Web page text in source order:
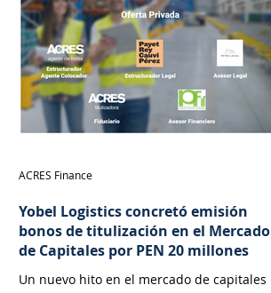
Yobel Logistics concretó emisión
bonos de titulización en el Mercado
de Capitales por PEN 20 millones
Un nuevo hito en el mercado de capitales
ACRES Finance